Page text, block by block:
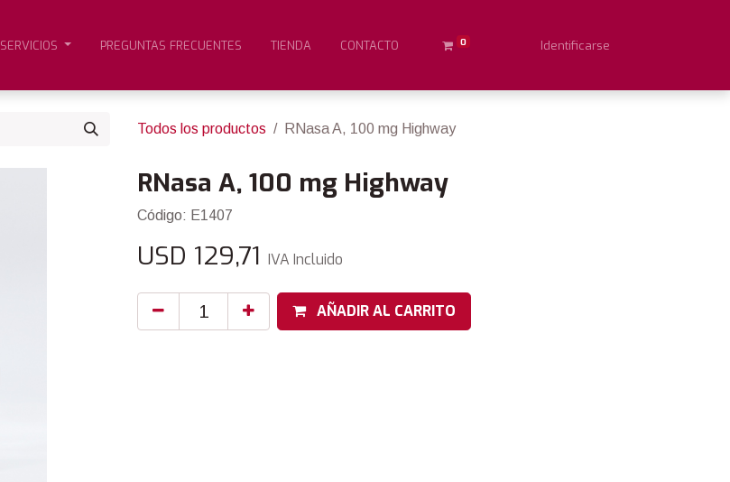
SERVICIOS PREGUNTAS FRECUENTES TIENDA CONTACTO 0 Identificarse
Todos los productos RNasa A, 100 mg Highway
RNasa A, 100 mg Highway
Código: E1407
USD 129,71 IVA Incluido
AÑADIR AL CARRITO